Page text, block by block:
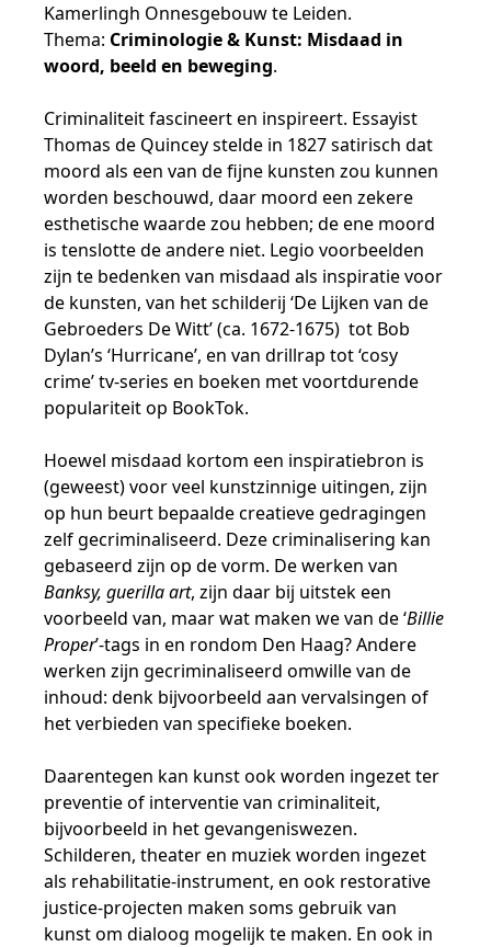
Kamerlingh Onnesgebouw te Leiden.
Thema: Criminologie & Kunst: Misdaad in
woord, beeld en beweging.
Criminaliteit fascineert en inspireert. Essayist
Thomas de Quincey stelde in 1827 satirisch dat
moord als een van de fijne kunsten zou kunnen
worden beschouwd, daar moord een zekere
esthetische waarde zou hebben; de ene moord
is tenslotte de andere niet. Legio voorbeelden
zijn te bedenken van misdaad als inspiratie voor
de kunsten, van het schilderij ‘De Lijken van de
Gebroeders De Witt’ (ca. 1672-1675) tot Bob
Dylan’s ‘Hurricane’, en van drillrap tot ‘cosy
crime’ tv-series en boeken met voortdurende
populariteit op BookTok.
Hoewel misdaad kortom een inspiratiebron is
(geweest) voor veel kunstzinnige uitingen, zijn
op hun beurt bepaalde creatieve gedragingen
zelf gecriminaliseerd. Deze criminalisering kan
gebaseerd zijn op de vorm. De werken van
Banksy, guerilla art, zijn daar bij uitstek een
voorbeeld van, maar wat maken we van de ‘Billie
Proper’-tags in en rondom Den Haag? Andere
werken zijn gecriminaliseerd omwille van de
inhoud: denk bijvoorbeeld aan vervalsingen of
het verbieden van specifieke boeken.
Daarentegen kan kunst ook worden ingezet ter
preventie of interventie van criminaliteit,
bijvoorbeeld in het gevangeniswezen.
Schilderen, theater en muziek worden ingezet
als rehabilitatie-instrument, en ook restorative
justice-projecten maken soms gebruik van
kunst om dialoog mogelijk te maken. En ook in